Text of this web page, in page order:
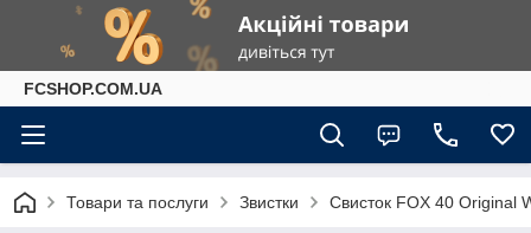
FCSHOP.COM.UA
Товари та послуги Звистки Свисток FOX 40 Original